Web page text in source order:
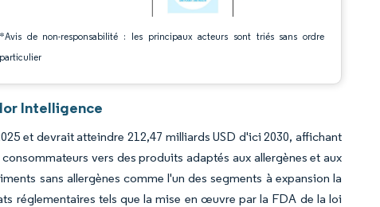
*Avis de non-responsabilité : les principaux acteurs sont triés sans ordre
particulier
Intelligence
et devrait atteindre 212,47 milliards USD d'ici 2030, affichant
vers des produits adaptés aux allergènes et aux
sans allergènes comme l'un des segments à expansion la
réglementaires tels que la mise en œuvre par la FDA de la loi